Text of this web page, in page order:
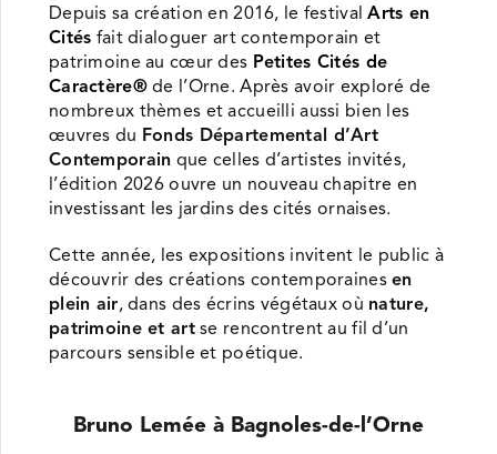
Depuis sa création en 2016, le festivalArts en
Cités fait dialoguer art contemporain et
patrimoine au cœur des Petites Cités de
Caractère®de l’Orne. Après avoir exploré de
nombreux thèmes et accueilli aussi bien les
œuvres du Fonds Départemental d’Art
Contemporain que celles d’artistes invités,
l’édition 2026 ouvre un nouveau chapitre en
investissant les jardins des cités ornaises.
Cette année, les expositions invitent le public à
découvrir des créations contemporainesen
plein air, dans des écrins végétaux où nature,
patrimoine et artse rencontrent au fil d’un
parcours sensible et poétique.
Bruno Lemée à Bagnoles-de-l’Orne